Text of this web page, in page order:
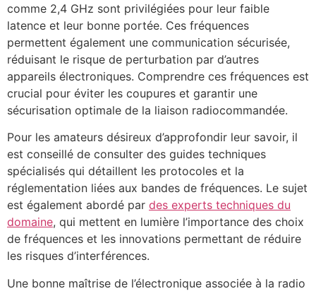
comme 2,4 GHz sont privilégiées pour leur faible
latence et leur bonne portée. Ces fréquences
permettent également une communication sécurisée,
réduisant le risque de perturbation par d’autres
appareils électroniques. Comprendre ces fréquences est
crucial pour éviter les coupures et garantir une
sécurisation optimale de la liaison radiocommandée.
Pour les amateurs désireux d’approfondir leur savoir, il
est conseillé de consulter des guides techniques
spécialisés qui détaillent les protocoles et la
réglementation liées aux bandes de fréquences. Le sujet
est également abordé par des experts techniques du
domaine, qui mettent en lumière l’importance des choix
de fréquences et les innovations permettant de réduire
les risques d’interférences.
Une bonne maîtrise de l’électronique associée à la radio